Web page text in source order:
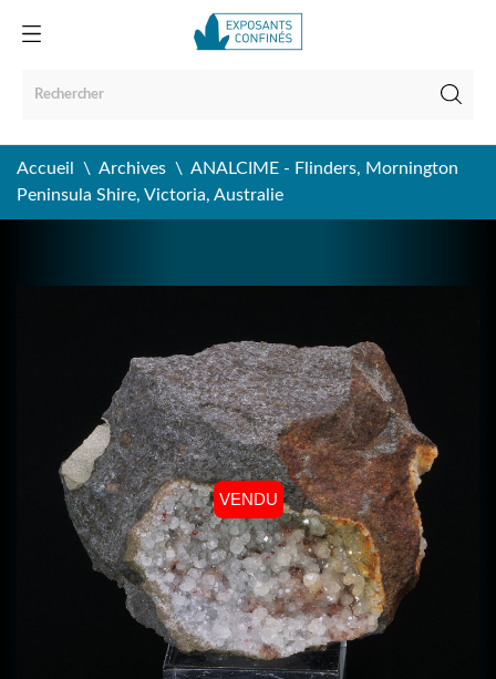
Accueil Archives
ANALCIME - Flinders, Mornington
Peninsula Shire, Victoria, Australie
VENDU